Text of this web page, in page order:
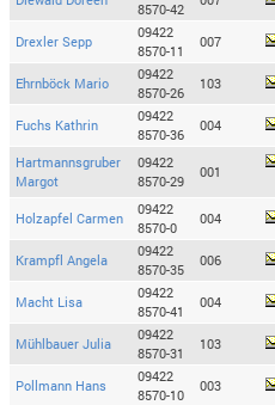
8570-42
Drexler Sepp
09422
8570-11
007
Ehrnböck Mario
09422
8570-26
103
Fuchs Kathrin
09422
8570-36
004
Hartmannsgruber
Margot
09422
8570-29
001
Holzapfel Carmen
09422
8570-0
004
Krampfl Angela
09422
8570-35
006
Macht Lisa
09422
8570-41
004
Mühlbauer Julia
09422
8570-31
103
Pollmann Hans
09422
8570-10
003